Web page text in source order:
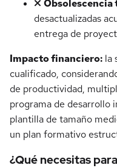
Obsolescencia
desactualizadas
entrega de
Impacto financiero: la
cualificado,
de productividad,
programa de desarrollo
plantilla de tamaño
un plan formativo
¿Qué necesitas